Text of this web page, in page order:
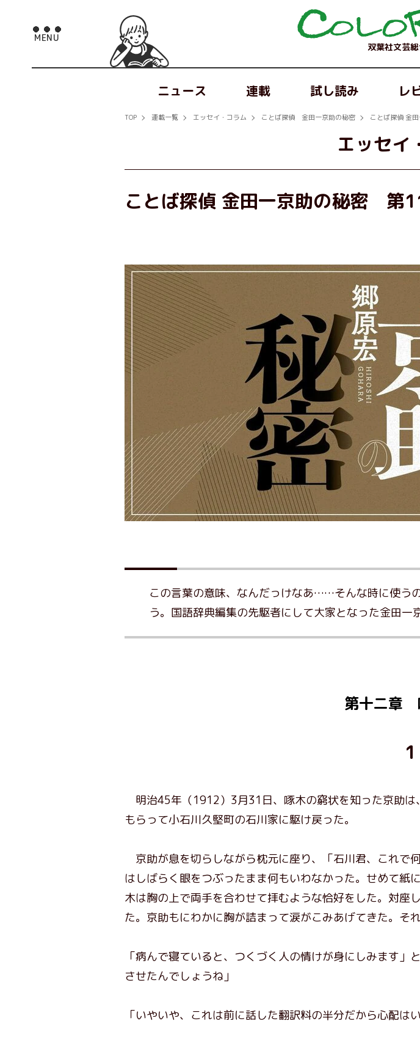
双葉社文芸
ニュース 連載 試し読み レ
TOP 連載一覧 エッセイ・コラム ことば探偵 金田一京助の秘密 ことば探偵 金
エッセイ
ことば探偵 金田一京助の秘密 第
この言葉の意味、なんだっけなあ……そんな時に使う
う。国語辞典編集の先駆者にして大家となった金田一
第十二章
1
明治45年（1912）3月31日、啄木の窮状を知った京助
もらって小石川久堅町の石川家に駆け戻った。
京助が息を切らしながら枕元に座り、「石川君、これで
はしばらく眼をつぶったまま何もいわなかった。せめて
木は胸の上で両手を合わせて拝むような恰好をした。対座
た。京助もにわかに胸が詰まって涙がこみあげてきた。そ
「病んで寝ていると、つくづく人の情けが身にしみます
させたんでしょうね」
「いやいや、これは前に話した翻訳料の半分だから心配は